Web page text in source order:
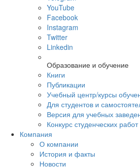
YouTube
Facebook
Instagram
Twitter
Linkedin
Образование и обучение
Книги
Публикации
Учебный центр/курсы
Для студентов и
Версия для учебных
Конкурс студенческих работ
Компания
О компании
История и факты
Новости